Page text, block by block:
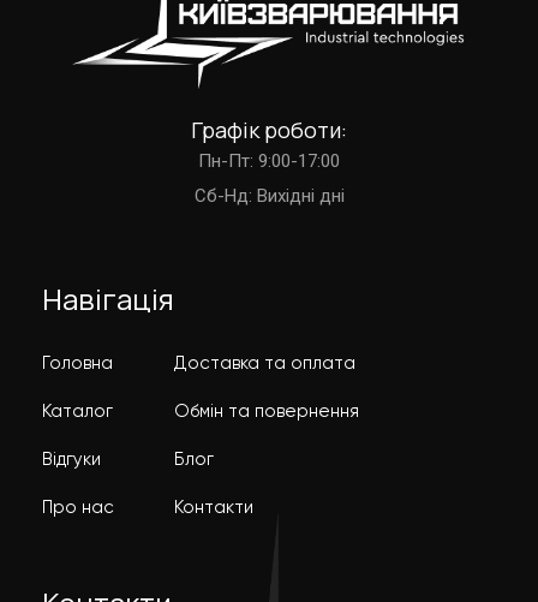
Графік роботи:
Пн-Пт: 9:00-17:00
Cб-Нд: Вихідні дні
Навігація
Головна
Каталог
Відгуки
Про нас
Доставка та оплата
Обмін та повернення
Блог
Контакти